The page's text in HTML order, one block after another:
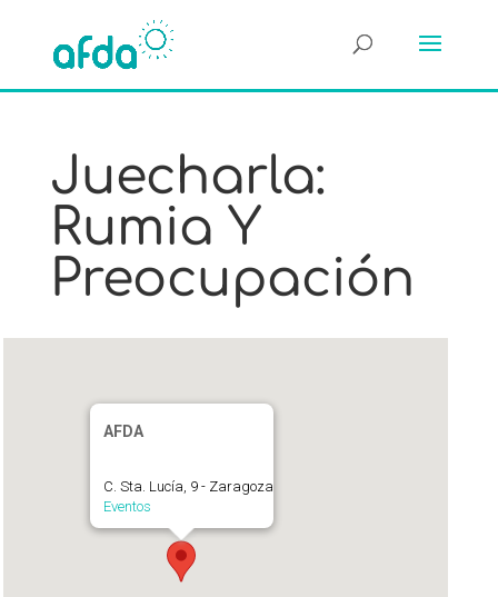
Juecharla:
Rumia Y
Preocupación
AFDA
C. Sta. Lucía, 9 - Zaragoza
Eventos